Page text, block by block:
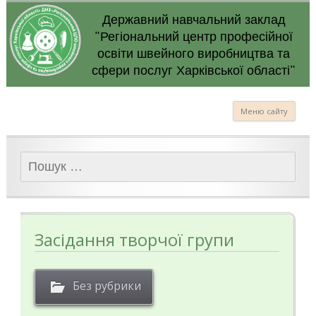
Державний навчальний заклад
"Регіональний центр професійної
освіти швейного виробництва та
сфери послуг Харківської області"
Меню сайту
Пошук:
Засідання творчої групи
Без рубрики